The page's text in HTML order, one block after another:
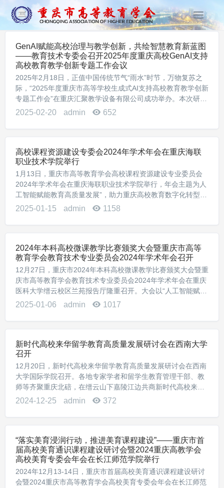
T
o
g
l
e
n
a
v
g
a
t
o
n
GenAI赋能高校治理与教学创新，共绘智慧教育新蓝图
——教育技术专委会召开2025年度重庆高校GenAI支持
高校教育教学创新专题工作会议
2025年2月18日，正值中国传统节气“雨水”时节，万物复苏之
际，“2025年度重庆市高等学校生成式AI支持高校教育教学创新
专题工作会”在重庆汇聚教学设备有限公司成功举办。本次研讨
会由重庆市高等教育学会教育技术专业委员会主办，重庆汇聚
2025-02-20 admin 652
高校课程资源建设专委会2024年学术年会在重庆海联
职业技术学院举行
1月13日，重庆市高等教育学会高校课程资源建设专业委员会
2024年学术年会在重庆海联职业技术学院举行，年会主题为人
工智能赋能教育高质量发展”，助力重庆高校教育数字化转型，
助力数字技术与高等院校课堂教学深度融合。市教委教材和语
2025-01-15 admin 1158
2024年本科高校微课教学比赛颁奖大会暨重庆市高等
教育学会教育技术专业委员会2024年学术年会召开
12月27日，重庆市2024年本科高校微课教学比赛颁奖大会暨重
庆市高等教育学会教育技术专业委员会2024年学术年会在重庆
医科大学缙云校区兰苑报告厅隆重召开。大会以“人工智能赋能
高等教育教学改革”为主题，旨在探讨人工智能技术在教育领域
2025-01-06 admin 1017
新时代高校来华留学教育高质量发展研讨会在西南大学
召开
12月20日，新时代高校来华留学教育高质量发展研讨会在西南
大学国际学院召开。各地专家学者和留学生教育管理干部、教
师等齐聚重庆北碚，在缙云山下嘉陵江边共商新时代高校来华
留学高质量发展大计。国家留学基金管理委员会副秘书长田露
2024-12-25 admin 372
“落实美育浸润行动，推进美育课程建设”——重庆市首
届高校美育通识课程建设研讨会暨2024重庆高教学会
高校美育专委会年会在长江师范学院举行
2024年12月13-14日，重庆市首届高校美育通识课程建设研讨
会暨2024重庆市高等教育学会高校美育专委会年会在长江师范